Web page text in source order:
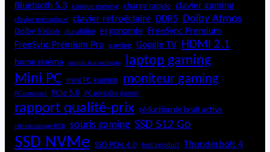
Bluetooth 5.3 casque gaming charge rapide clavier gaming
clavier mécanique clavier rétroéclairé DDR5 Dolby Atmos
Dolby Vision durabilité ergonomie
FreeSync Premium
FreeSync Premium Pro
gaming Google TV HDMI 2.1
home cinéma laptop bureautique laptop gaming
Mini PC mini PC gaming moniteur gaming
PC compact PCIe 5.0 PC portable gamer
rapport qualité-prix réduction de bruit active
rétroéclairage RGB souris gaming SSD 512 Go
SSD NVMe SSD PCIe 4.0 test produit Thunderbolt 4